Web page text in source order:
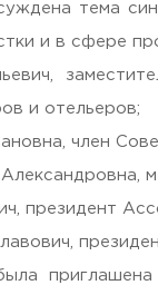
помощь
в г.
ЗВОНОК
комиссия
тема
и в сфере
и отельеров;
член
президент
приглашена